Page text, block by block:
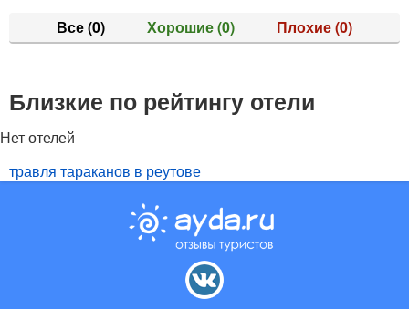
Все(0) Хорошие(0) Плохие(0)
Близкие по рейтингу отели
Нет отелей
травля тараканов в реутове